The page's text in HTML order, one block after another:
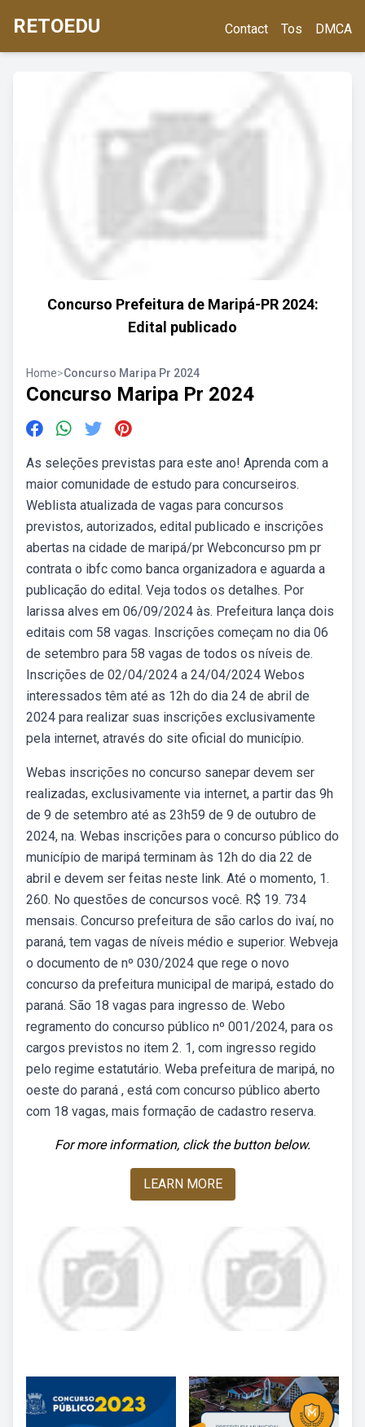
RETOEDU Contact Tos DMCA
Concurso Prefeitura de Maripá-PR 2024:
Edital publicado
Home>Concurso Maripa Pr 2024
Concurso Maripa Pr 2024
As seleções previstas para este ano! Aprenda com a
maior comunidade de estudo para concurseiros.
Weblista atualizada de vagas para concursos
previstos, autorizados, edital publicado e inscrições
abertas na cidade de maripá/pr Webconcurso pm pr
contrata o ibfc como banca organizadora e aguarda a
publicação do edital. Veja todos os detalhes. Por
larissa alves em 06/09/2024 às. Prefeitura lança dois
editais com 58 vagas. Inscrições começam no dia 06
de setembro para 58 vagas de todos os níveis de.
Inscrições de 02/04/2024 a 24/04/2024 Webos
interessados têm até as 12h do dia 24 de abril de
2024 para realizar suas inscrições exclusivamente
pela internet, através do site oficial do município.
Webas inscrições no concurso sanepar devem ser
realizadas, exclusivamente via internet, a partir das 9h
de 9 de setembro até as 23h59 de 9 de outubro de
2024, na. Webas inscrições para o concurso público do
município de maripá terminam às 12h do dia 22 de
abril e devem ser feitas neste link. Até o momento, 1.
260. No questões de concursos você. R$ 19. 734
mensais. Concurso prefeitura de são carlos do ivaí, no
paraná, tem vagas de níveis médio e superior. Webveja
o documento de nº 030/2024 que rege o novo
concurso da prefeitura municipal de maripá, estado do
paraná. São 18 vagas para ingresso de. Webo
regramento do concurso público nº 001/2024, para os
cargos previstos no item 2. 1, com ingresso regido
pelo regime estatutário. Weba prefeitura de maripá, no
oeste do paraná , está com concurso público aberto
com 18 vagas, mais formação de cadastro reserva.
For more information, click the button below.
LEARN MORE